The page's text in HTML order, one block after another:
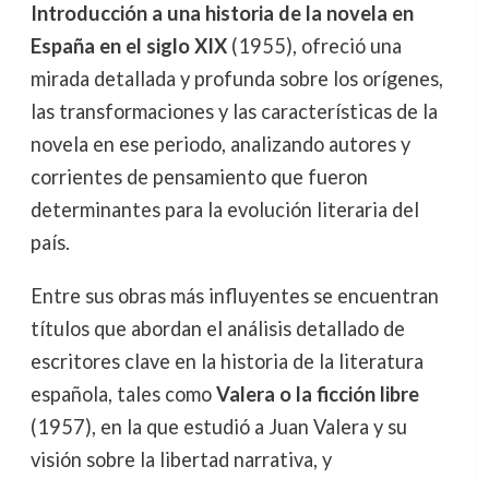
Introducción a una historia de la novela en
España en el siglo XIX(1955), ofreció una
mirada detallada y profunda sobre los orígenes,
las transformaciones y las características de la
novela en ese periodo, analizando autores y
corrientes de pensamiento que fueron
determinantes para la evolución literaria del
país.
Entre sus obras más influyentes se encuentran
títulos que abordan el análisis detallado de
escritores clave en la historia de la literatura
española, tales comoValera o la ficción libre
(1957), en la que estudió a Juan Valera y su
visión sobre la libertad narrativa, y